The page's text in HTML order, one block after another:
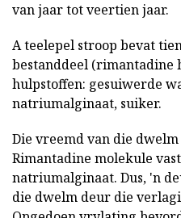
van jaar tot veertien jaar.
A teelepel stroop bevat
bestanddeel (rimantadine
hulpstoffen: gesuiwerde
natriumalginaat, suiker.
Die vreemd van die
Rimantadine molekule
natriumalginaat. Dus, 'n
die dwelm deur die